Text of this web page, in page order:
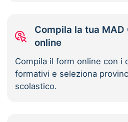
Compila la tua
online
Compila il form online con i
formativi e seleziona
scolastico.